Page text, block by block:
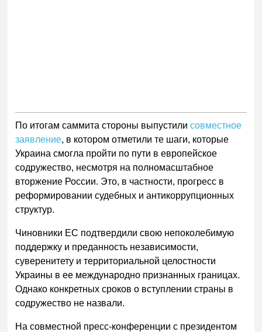
По итогам саммита стороны выпустилисовместное
заявление, в котором отметили те шаги, которые
Украина смогла пройти по пути в европейское
содружество, несмотря на полномасштабное
вторжение России. Это, в частности, прогресс в
реформировании судебных и антикоррупционных
структур.
Чиновники ЕС подтвердили свою непоколебимую
поддержку и преданность независимости,
суверенитету и территориальной целостности
Украины в ее международно признанных границах.
Однако конкретных сроков о вступлении страны в
содружество не назвали.
На совместной пресс-конференции с президентом